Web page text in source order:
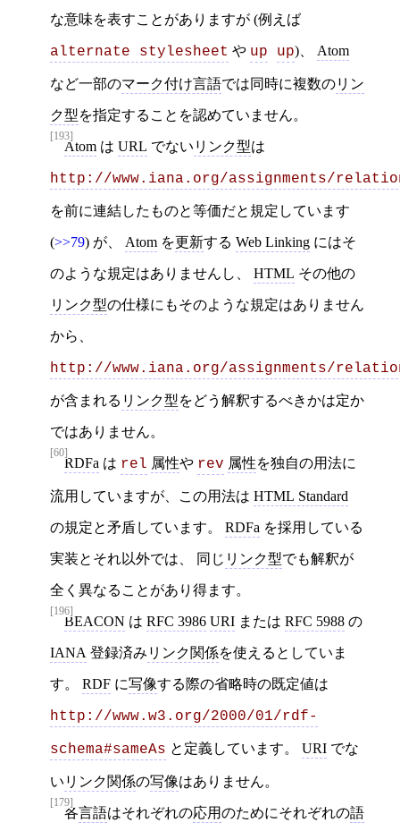
な意味を表すことがありますが (例えば
alternate stylesheet や up up)、 Atom
など一部のマーク付け言語では同時に複数のリン
ク型を指定することを認めていません。
[193]
Atom は URL でない リンク型は
http://www.iana.org/assignments/
を前に連結したものと等価だと規定しています
(>>79) が、 Atom を更新する Web Linking にはそ
のような規定はありませんし、 HTML その他の
リンク型の仕様にもそのような規定はありません
から、
http://www.iana.org/assignments/
が含まれる リンク型をどう解釈するべきかは定か
ではありません。
[60]
RDFa は rel 属性や rev 属性を独自の用法に
流用していますが、この用法は HTML Standard
の規定と矛盾しています。 RDFa を採用している
実装とそれ以外では、 同じ リンク型でも解釈が
全く異なることがあり得ます。
[196]
BEACON は RFC 3986 URI または RFC 5988 の
IANA 登録済み リンク関係を使えるとしていま
す。 RDF に写像する際の省略時の既定値は
http://www.w3.org/2000/01/rdf-
schema#sameAs と定義しています。 URI でな
い リンク関係の写像はありません。
[179]
各言語はそれぞれの応用のためにそれぞれの語